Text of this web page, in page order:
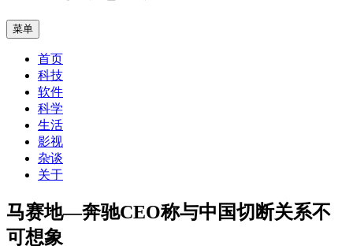
菜单
首页
科技
软件
科学
生活
影视
杂谈
关于
马赛地—奔驰CEO称与中国切断关系不
可想象